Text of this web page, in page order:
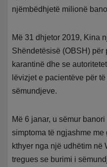
njëmbëdhjetë milionë
Më 31 dhjetor 2019, Kina
Shëndetësisë (OBSH) për
karantinë dhe se
lëvizjet e pacientëve për
sëmundjeve.
Më 6 janar, u sëmur
simptoma të ngjashme
kthyer nga një udhëtim në
tregues se burimi i